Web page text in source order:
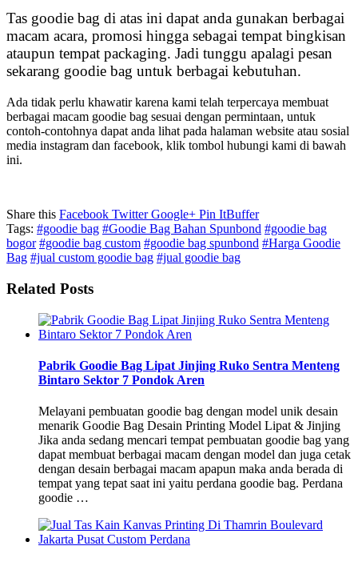
Tas goodie bag di atas ini dapat anda gunakan berbagai
macam acara, promosi hingga sebagai tempat bingkisan
ataupun tempat packaging. Jadi tunggu apalagi pesan
sekarang goodie bag untuk berbagai kebutuhan.
Ada tidak perlu khawatir karena kami telah terpercaya membuat
berbagai macam goodie bag sesuai dengan permintaan, untuk
contoh-contohnya dapat anda lihat pada halaman website atau sosial
media instagram dan facebook, klik tombol hubungi kami di bawah
ini.
Share this Facebook TwitterGoogle+ Pin ItBuffer
Tags: #goodie bag #Goodie Bag Bahan Spunbond #goodie bag
bogor #goodie bag custom #goodie bag spunbond #Harga Goodie
Bag #jual custom goodie bag #jual goodie bag
Related Posts
Pabrik Goodie Bag Lipat Jinjing Ruko Sentra Menteng
Bintaro Sektor 7 Pondok Aren
Melayani pembuatan goodie bag dengan model unik desain
menarik Goodie Bag Desain Printing Model Lipat & Jinjing
Jika anda sedang mencari tempat pembuatan goodie bag yang
dapat membuat berbagai macam dengan model dan juga cetak
dengan desain berbagai macam apapun maka anda berada di
tempat yang tepat saat ini yaitu perdana goodie bag. Perdana
goodie …